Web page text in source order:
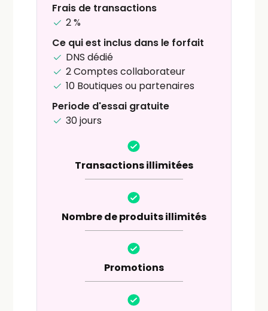
Frais de transactions
2 %
Ce qui est inclus dans le forfait
DNS dédié
2 Comptes collaborateur
10 Boutiques ou partenaires
Periode d'essai gratuite
30 jours
Transactions illimitées
Nombre de produits illimités
Promotions